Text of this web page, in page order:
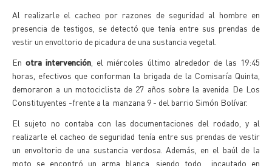
Al realizarle el cacheo por razones de seguridad al hombre en
presencia de testigos, se detectó que tenía entre sus prendas de
vestir un envoltorio de picadura de una sustancia vegetal.
Enotra intervención , el miércoles último alrededor de las 19:45
horas, efectivos que conforman la brigada de la Comisaría Quinta,
demoraron a un motociclista de 27 años sobre la avenida De Los
Constituyentes -frente a la manzana 9 - del barrio Simón Bolívar.
El sujeto no contaba con las documentaciones del rodado, y al
realizarle el cacheo de seguridad tenía entre sus prendas de vestir
un envoltorio de una sustancia verdosa. Además, en el baúl de la
moto se encontró un arma blanca, siendo todo incautado en